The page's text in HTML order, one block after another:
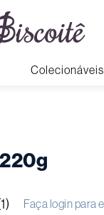
Colecionáveis
1) Faça login para